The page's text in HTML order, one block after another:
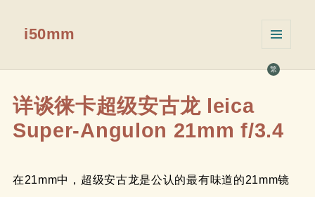
繁
i50mm
挂件
详谈徕卡超级安古龙 leica
Super-Angulon 21mm f/3.4
在21mm中，超级安古龙是公认的最有味道的21mm镜